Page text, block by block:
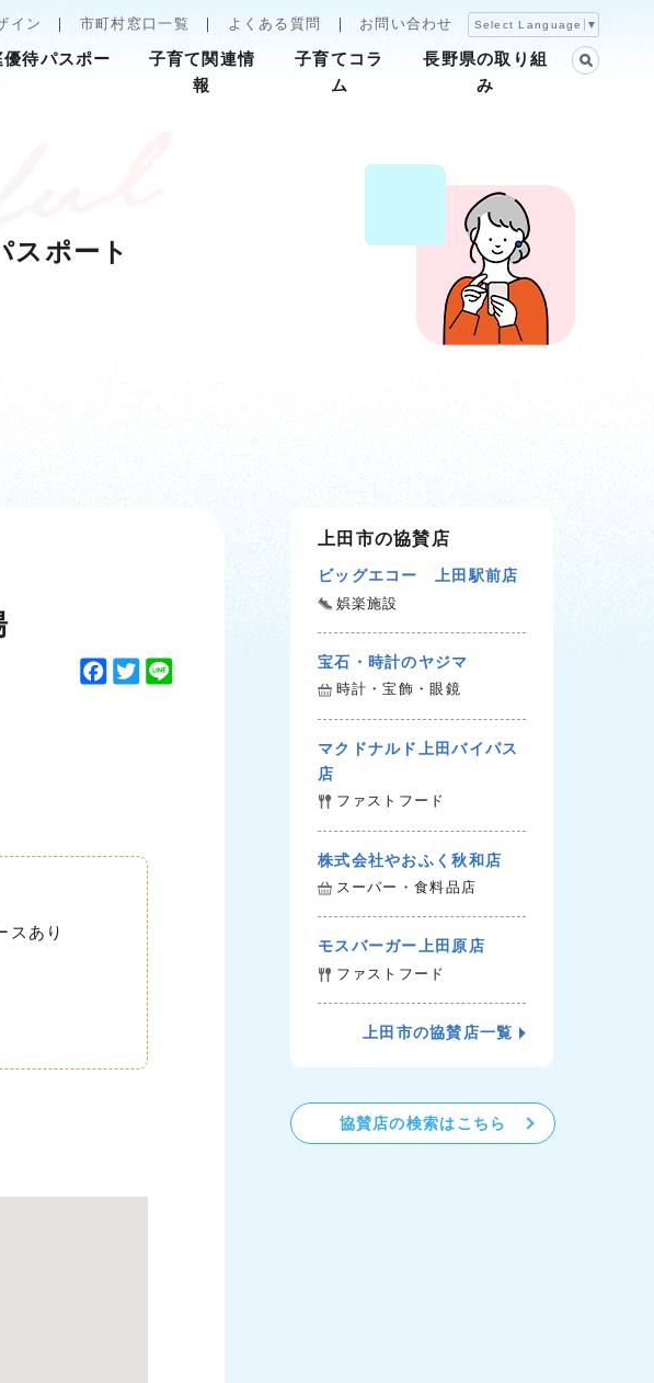
イン 市町村窓口一覧 よくある質問 お問い合わせ Select Language ▼
待パスポー
子育て関連情
報
子育てコラ
ム
長野県の取り組
み
スポート
F
k
T
スあり
上田市の協賛店
ビッグエコー 上田駅前店
娯楽施設
宝石・時計のヤジマ
時計・宝飾・眼鏡
マクドナルド上田バイパス
店
ファストフード
株式会社やおふく秋和店
スーパー・食料品店
モスバーガー上田原店
ファストフード
上田市の協賛店一覧
協賛店の検索はこちら